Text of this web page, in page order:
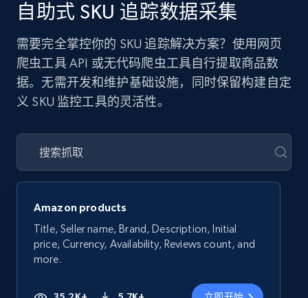
自助式 SKU 追踪数据采集
需要完全掌控你的 SKU 追踪解决方案？使用网页
爬虫工具 API 或无代码爬虫工具自行提取商品数
据。无需开发和维护基础设施，同时保留构建自定
义 SKU 监控工具的灵活性。
Amazon products
Title, Seller name, Brand, Description, Initial
price, Currency, Availability, Reviews count, and
more.